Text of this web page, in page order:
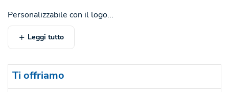
Personalizzabile con il logo...
Leggi tutto
Ti offriamo